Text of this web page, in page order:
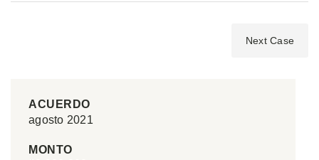
Next Case
ACUERDO
agosto 2021
MONTO